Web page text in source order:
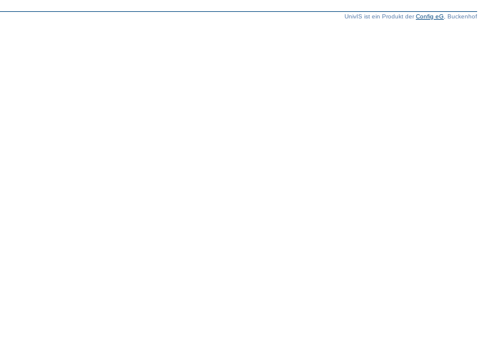
UnivIS ist ein Produkt derConfig eG , Buckenhof